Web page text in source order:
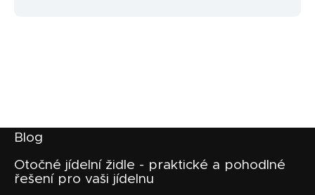
Blog
Otočné jídelní židle - praktické a pohodlné
řešení pro vaši jídelnu